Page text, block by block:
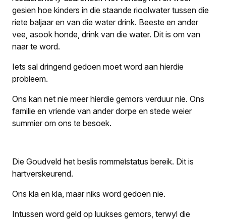
gesien hoe kinders in die staande rioolwater tussen die
riete baljaar en van die water drink. Beeste en ander
vee, asook honde, drink van die water. Dit is om van
naar te word.
Iets sal dringend gedoen moet word aan hierdie
probleem.
Ons kan net nie meer hierdie gemors verduur nie. Ons
familie en vriende van ander dorpe en stede weier
summier om ons te besoek.
Die Goudveld het beslis rommelstatus bereik. Dit is
hartverskeurend.
Ons kla en kla, maar niks word gedoen nie.
Intussen word geld op luukses gemors, terwyl die